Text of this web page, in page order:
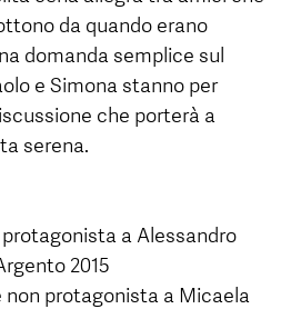
da quando erano
domanda semplice sul
e Simona stanno per
che porterà a
serena.
a Alessandro
2015
protagonista a Micaela